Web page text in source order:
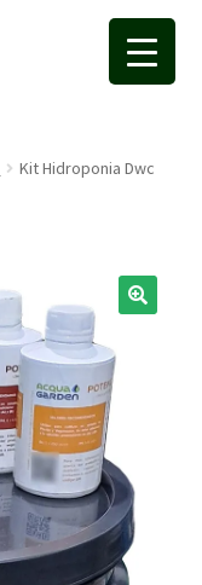
Kit Hidroponia Dwc